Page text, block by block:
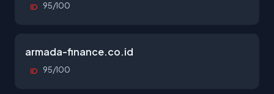
ID 95/100
armada-finance.co.id
ID 95/100